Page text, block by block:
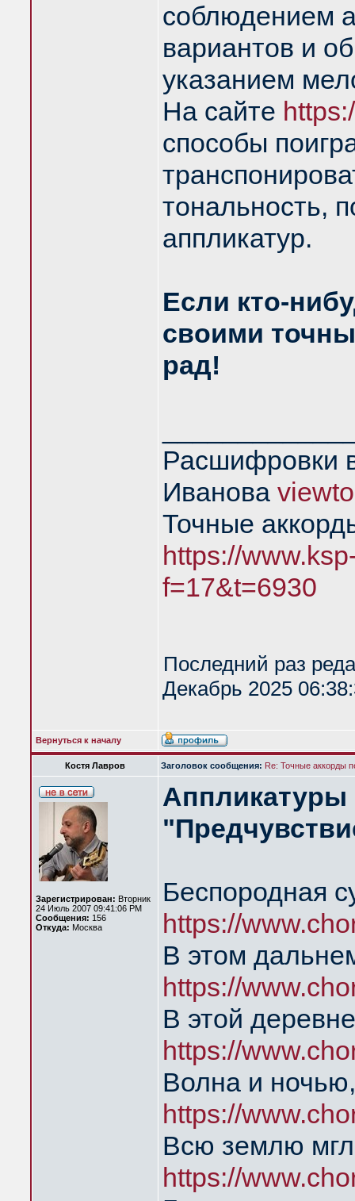
соблюдением
вариантов и
указанием
На сайте
способы
тональность,
аппликатур.
Если кто-
своими
рад!
Расшифровки
Иванова
Точные
https://
f=17&t=6930
Последний раз
Декабрь 2025
Вернуться к началу
Костя Лавров Заголовок сообщения: Re: Точные аккорды
Зарегистрирован: Вторник
24 Июль 2007 09:41:06 PM
Сообщения: 156
Откуда: Москва
Аппликатуры
Беспородная
https://
В этом
https://
В этой
https://
Волна и
https://
Всю землю
https://